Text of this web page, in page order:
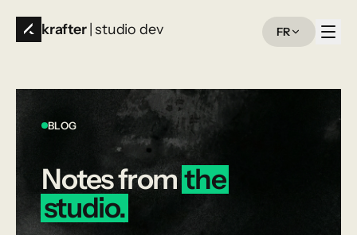
krafter | studio dev FR
BLOG
Notesfrom the
studio.